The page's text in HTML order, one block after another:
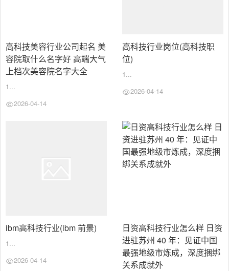
高科技美容行业公司起名 美
容院取什么名字好 高端大气
上档次美容院名字大全
1...
2026-04-14
高科技行业岗位(高科技职
位)
1...
2026-04-14
ibm高科技行业(ibm 前景)
1...
2026-04-14
日资高科技行业怎么样 日资
进驻苏州 40 年：见证中国
最强地级市炼成，深度捆绑
关系成就外